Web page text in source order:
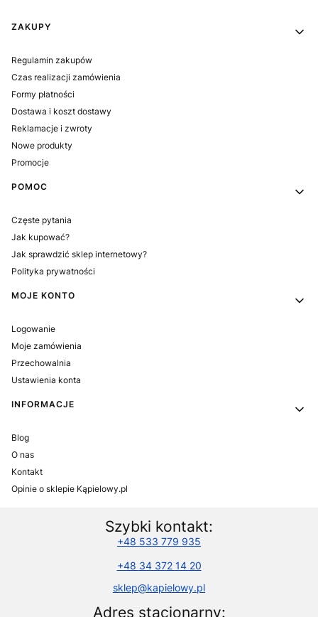
Linki w stopce
ZAKUPY
Regulamin zakupów
Czas realizacji zamówienia
Formy płatności
Dostawa i koszt dostawy
Reklamacje i zwroty
Nowe produkty
Promocje
POMOC
Częste pytania
Jak kupować?
Jak sprawdzić sklep internetowy?
Polityka prywatności
MOJE KONTO
Logowanie
Moje zamówienia
Przechowalnia
Ustawienia konta
INFORMACJE
Blog
O nas
Kontakt
Opinie o sklepie Kąpielowy.pl
Szybki kontakt:
+48 533 779 935
+48 34 372 14 20
sklep@kapielowy.pl
Adres stacjonarny: